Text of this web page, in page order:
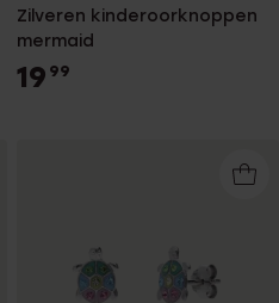
Zilveren kinderoorknoppen
mermaid
19 99